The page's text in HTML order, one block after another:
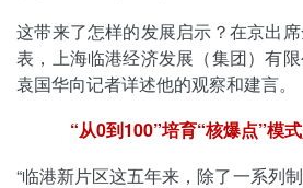
这带来了怎样的发展启示？在京出
表，上海临港经济发展（集团）有
袁国华向记者详述他的观察和建言。
“从0到100”培育“核爆点”模
“临港新片区这五年来，除了一系列